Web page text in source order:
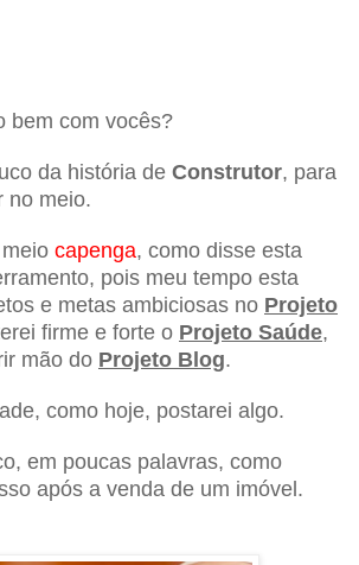
bem com vocês?
da história de Construtor, para
no meio.
capenga, como disse esta
pois meu tempo esta
e metas ambiciosas no Projeto
firme e forte o Projeto Saúde,
mão do Projeto Blog.
como hoje, postarei algo.
em poucas palavras, como
após a venda de um imóvel.